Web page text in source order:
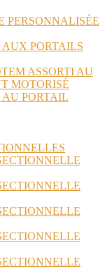
PERSONNALISÉE
PORTAILS
ASSORTI AU
MOTORISÉ
AU PORTAIL